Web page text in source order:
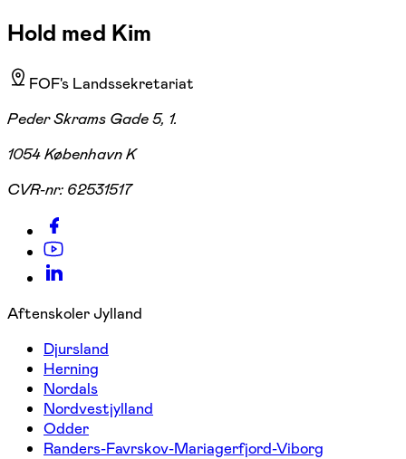
Hold med Kim
FOF's Landssekretariat
Peder Skrams Gade 5, 1.
1054 København K
CVR-nr: 62531517
Aftenskoler Jylland
Djursland
Herning
Nordals
Nordvestjylland
Odder
Randers-Favrskov-Mariagerfjord-Viborg